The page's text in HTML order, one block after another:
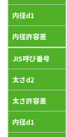
内径d1
内径許容差
JIS呼び番号
太さd2
太さ許容差
内径d1